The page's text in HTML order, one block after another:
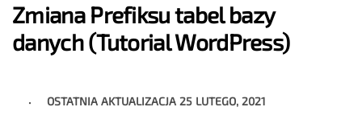
Zmiana Prefiksu tabel bazy
danych (Tutorial WordPress)
OSTATNIA AKTUALIZACJA25 LUTEGO, 2021